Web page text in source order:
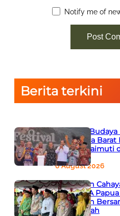
Notify me of
Berita terkini
Semarak
PTA Papua
Festival Raimuti
6 August 2026
666 Tahun
Ketua PTA
Bersejarah
Pemerintah